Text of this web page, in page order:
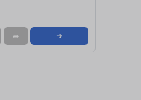
➦ ➜